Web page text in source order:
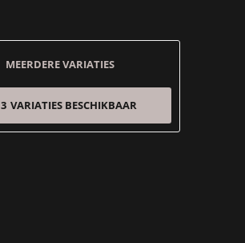
MEERDERE VARIATIES
3 VARIATIES BESCHIKBAAR